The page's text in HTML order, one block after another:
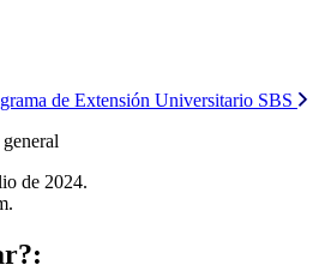
de Extensión Universitario SBS
de 2024.